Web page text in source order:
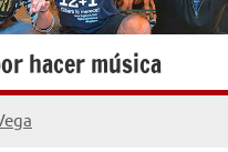
hacer música